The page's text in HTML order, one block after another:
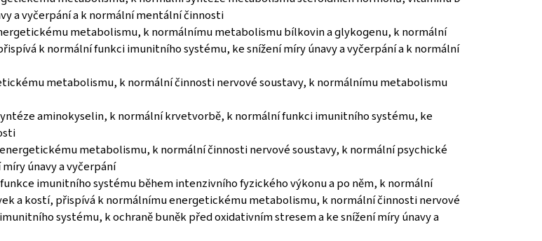
a vyčerpání a k normální mentální činnosti
metabolismu, k normálnímu metabolismu bílkovin a glykogenu, k normální
k normální funkci imunitního systému, ke snížení míry únavy a vyčerpání a k normální
metabolismu, k normální činnosti nervové soustavy, k normálnímu metabolismu
aminokyselin, k normální krvetvorbě, k normální funkci imunitního systému, ke
metabolismu, k normální činnosti nervové soustavy, k normální psychické
únavy a vyčerpání
imunitního systému během intenzivního fyzického výkonu a po něm, k normální
a kostí, přispívá k normálnímu energetickému metabolismu, k normální činnosti nervové
systému, k ochraně buněk před oxidativním stresem a ke snížení míry únavy a